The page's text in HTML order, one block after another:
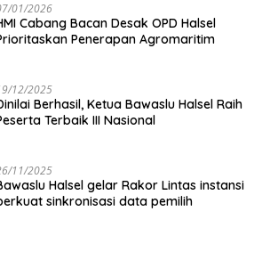
01/2026
Cabang Bacan Desak OPD Halsel
Penerapan Agromaritim
12/2025
Berhasil, Ketua Bawaslu Halsel Raih
Terbaik III Nasional
11/2025
Halsel gelar Rakor Lintas instansi
sinkronisasi data pemilih